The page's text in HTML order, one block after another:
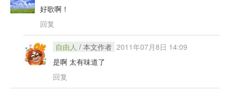
好歌啊！
回复
自由人 / 本文作者 2011年07月8日 14:09
是啊 太有味道了
回复